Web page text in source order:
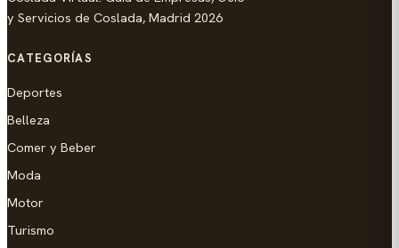
y Servicios de Coslada, Madrid 2026
CATEGORÍAS
Deportes
Belleza
Comer y Beber
Moda
Motor
Turismo